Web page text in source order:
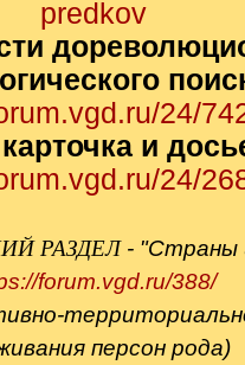
predkov
24/
и
24/
РАЗДЕЛ - "Страны
forum.vgd.ru/388/
персон рода)